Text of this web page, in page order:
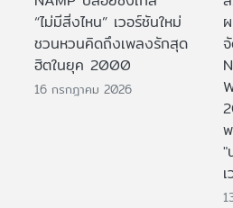
“ไม่มีสิ่งไหน” เวอร์ชันใหม่
ชวนหวนคิดถึงเพลงรักสุด
ฮิตในยุค 2000
16 กรกฎาคม 2026
"